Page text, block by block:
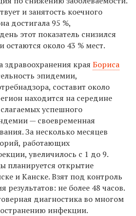
и занятость коечного
достигала 95 %,
этот показатель снизился
остаются около 43 % мест.
края Бориса
эпидемии,
составит около
находится на середине
успешного
— своевременная
За несколько месяцев
работающих
увеличилось с 1 до 9.
планируется открытие
и Канске. Взят под контроль
результатов: не более 48 часов.
диагностика во многом
инфекции.